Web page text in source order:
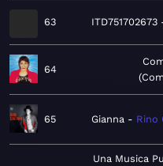
63 ITD751702673
64
65 Gianna Rino
Una Musica